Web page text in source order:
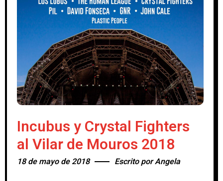
Incubus y Crystal Fighters
al Vilar de Mouros 2018
18 de mayo de 2018 Escrito porAngela